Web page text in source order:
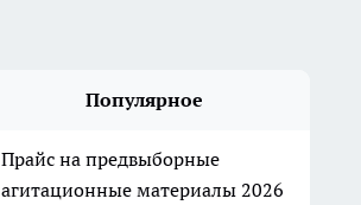
Популярное
Прайс на предвыборные
агитационные материалы 2026